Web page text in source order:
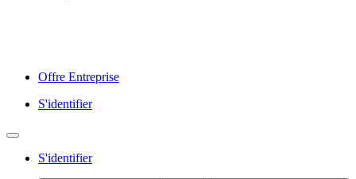
Offre Entreprise
S'identifier
S'identifier